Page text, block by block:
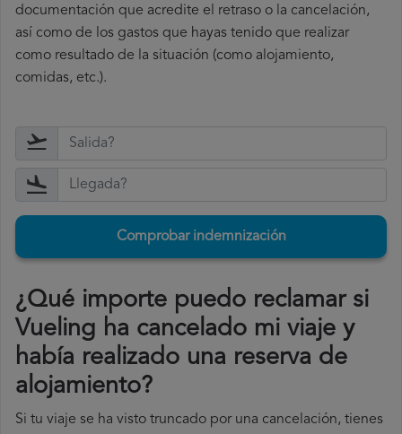
documentación que acredite el retraso o la cancelación,
así como de los gastos que hayas tenido que realizar
como resultado de la situación (como alojamiento,
comidas, etc.).
Comprobar indemnización
¿Qué importe puedo reclamar si
Vueling ha cancelado mi viaje y
había realizado una reserva de
alojamiento?
Si tu viaje se ha visto truncado por una cancelación, tienes